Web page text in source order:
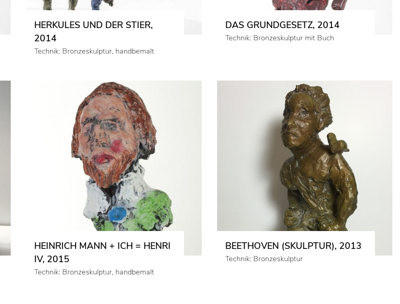
HERKULES UND DER STIER,
2014
Technik: Bronzeskulptur, handbemalt
DAS GRUNDGESETZ, 2014
Technik: Bronzeskulptur mit Buch
HEINRICH MANN + ICH = HENRI
IV, 2015
Technik: Bronzeskulptur, handbemalt
BEETHOVEN (SKULPTUR), 2013
Technik: Bronzeskulptur